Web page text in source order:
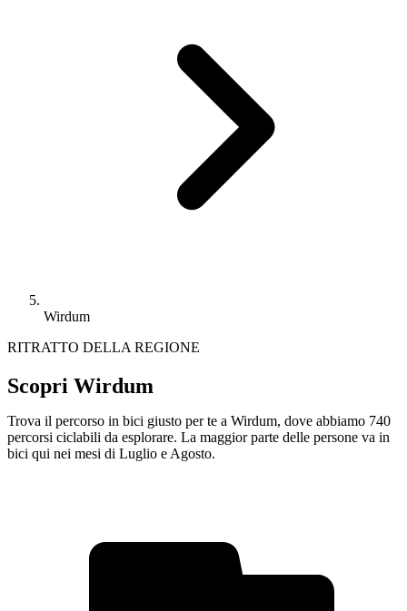
Wirdum
RITRATTO DELLA REGIONE
Scopri Wirdum
Trova il percorso in bici giusto per te a Wirdum, dove abbiamo 740
percorsi ciclabili da esplorare. La maggior parte delle persone va in
bici qui nei mesi di Luglio e Agosto.